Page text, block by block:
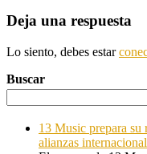
Deja una respuesta
Lo siento, debes estar
Buscar
13 Music prepara su
alianzas